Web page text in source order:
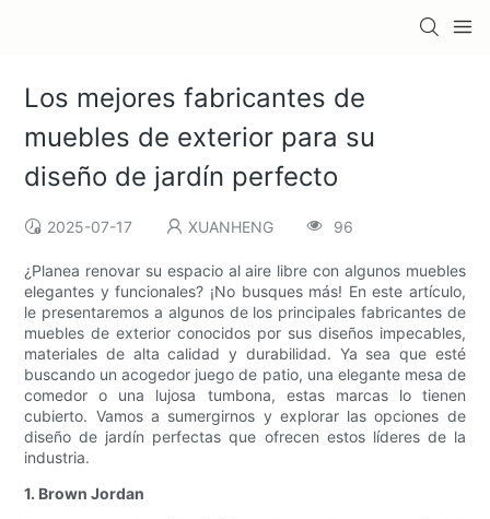
Los mejores fabricantes de
muebles de exterior para su
diseño de jardín perfecto
2025-07-17 XUANHENG 96
¿Planea renovar su espacio al aire libre con algunos muebles
elegantes y funcionales? ¡No busques más! En este artículo,
le presentaremos a algunos de los principales fabricantes de
muebles de exterior conocidos por sus diseños impecables,
materiales de alta calidad y durabilidad. Ya sea que esté
buscando un acogedor juego de patio, una elegante mesa de
comedor o una lujosa tumbona, estas marcas lo tienen
cubierto. Vamos a sumergirnos y explorar las opciones de
diseño de jardín perfectas que ofrecen estos líderes de la
industria.
1. Brown Jordan